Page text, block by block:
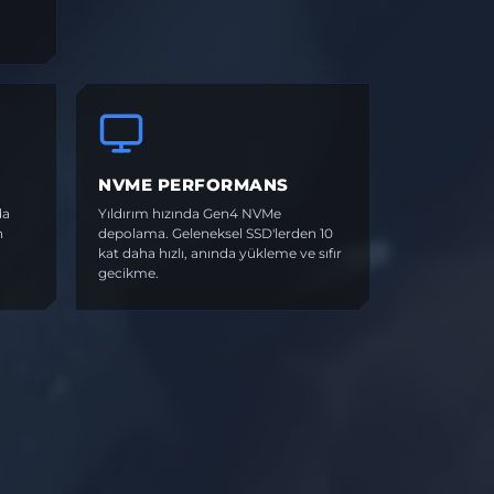
NVME PERFORMANS
Yıldırım hızında Gen4 NVMe
depolama. Geleneksel SSD'lerden 10
kat daha hızlı, anında yükleme ve sıfır
gecikme.